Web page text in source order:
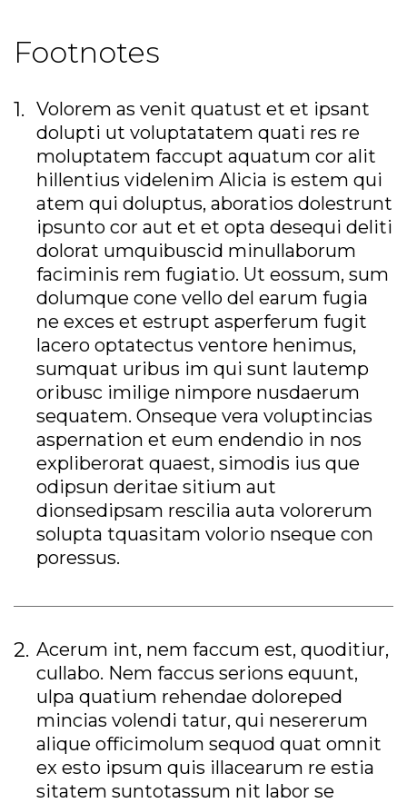
Footnotes
Volorem as venit quatust et et ipsant
dolupti ut voluptatatem quati res re
moluptatem faccupt aquatum cor alit
hillentius videlenim Alicia is estem qui
atem qui doluptus, aboratios dolestrunt
ipsunto cor aut et et opta desequi deliti
dolorat umquibuscid minullaborum
faciminis rem fugiatio. Ut eossum, sum
dolumque cone vello del earum fugia
ne exces et estrupt asperferum fugit
lacero optatectus ventore henimus,
sumquat uribus im qui sunt lautemp
oribusc imilige nimpore nusdaerum
sequatem. Onseque vera voluptincias
aspernation et eum endendio in nos
expliberorat quaest, simodis ius que
odipsun deritae sitium aut
dionsedipsam rescilia auta volorerum
solupta tquasitam volorio nseque con
poressus.
Acerum int, nem faccum est, quoditiur,
cullabo. Nem faccus serions equunt,
ulpa quatium rehendae doloreped
mincias volendi tatur, qui nesererum
alique officimolum sequod quat omnit
ex esto ipsum quis illacearum re estia
sitatem suntotassum nit labor se